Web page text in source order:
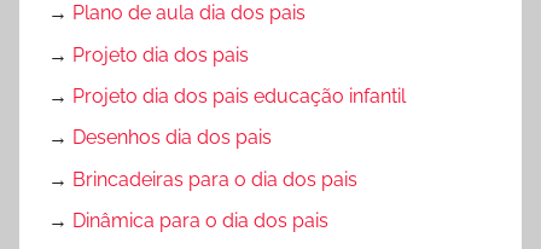
→ Plano de aula dia dos pais
→ Projeto dia dos pais
→ Projeto dia dos pais educação infantil
→ Desenhos dia dos pais
→ Brincadeiras para o dia dos pais
→ Dinâmica para o dia dos pais